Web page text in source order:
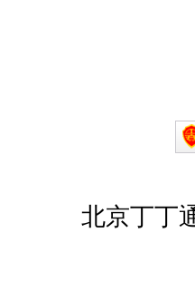
北京丁丁